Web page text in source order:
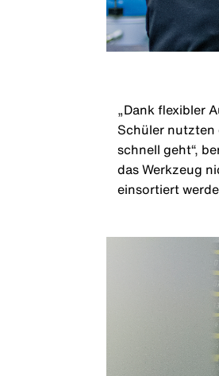
„Dank flexibler
Schüler nutzten
schnell geht“,
das Werkzeug
einsortiert